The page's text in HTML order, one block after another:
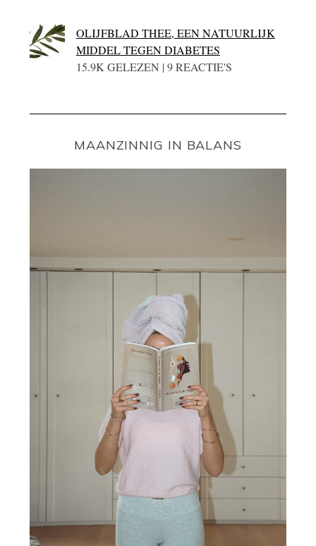
OLIJFBLAD THEE, EEN NATUURLIJK
MIDDEL TEGEN DIABETES
15.9K GELEZEN | 9 REACTIE'S
MAANZINNIG IN BALANS